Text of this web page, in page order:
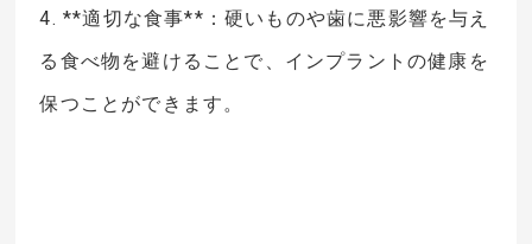
4. **適切な食事**：硬いものや歯に悪影響を与え
る食べ物を避けることで、インプラントの健康を
保つことができます。